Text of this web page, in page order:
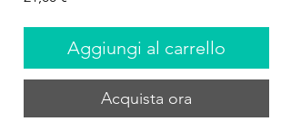
Aggiungi al carrello
Acquista ora